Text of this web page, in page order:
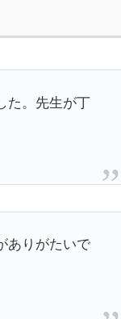
た。先生が丁
ありがたいで